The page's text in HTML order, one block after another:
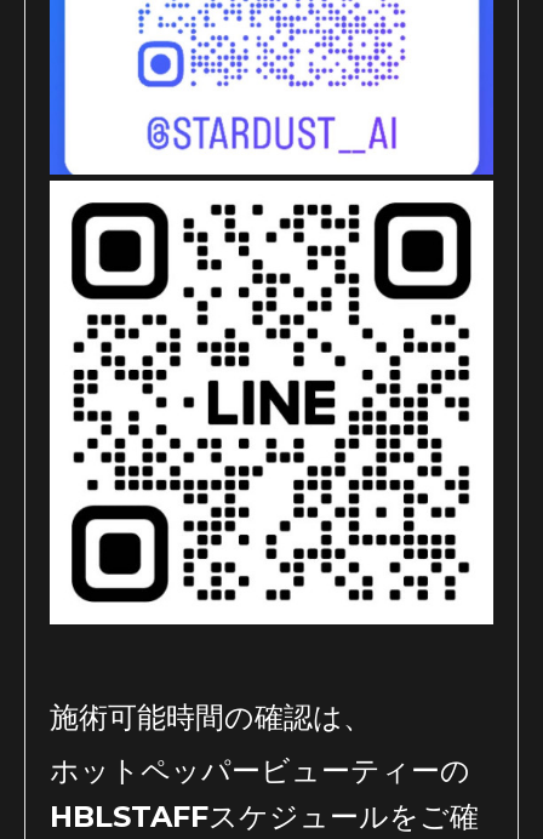
施術可能時間の確認は、
ホットペッパービューティーの
HBLSTAFFスケジュールをご確